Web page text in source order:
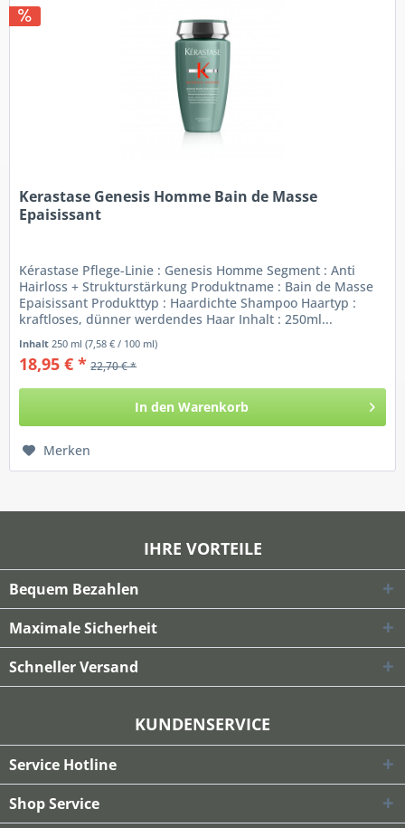
Kerastase Genesis Homme Bain de Masse
Epaisissant
Kérastase Pflege-Linie : Genesis Homme Segment : Anti
Hairloss + Strukturstärkung Produktname : Bain de Masse
Epaisissant Produkttyp : Haardichte Shampoo Haartyp :
kraftloses, dünner werdendes Haar Inhalt : 250ml...
Inhalt 250 ml(7,58 € / 100 ml)
18,95 € * 22,70 € *
In den Warenkorb
Merken
IHRE VORTEILE
Bequem Bezahlen
Maximale Sicherheit
Schneller Versand
KUNDENSERVICE
Service Hotline
Shop Service